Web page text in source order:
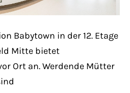
customers
Babytown in der 12. Etage
Mitte bietet
Ort an. Werdende Mütter